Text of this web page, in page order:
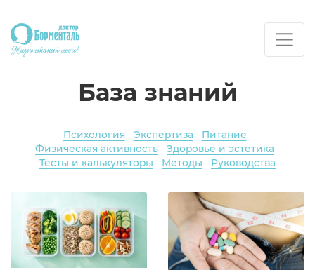
База знаний
Психология Экспертиза
Питание
Физическая активность
Здоровье и эстетика
Тесты и калькуляторы
Методы Руководства